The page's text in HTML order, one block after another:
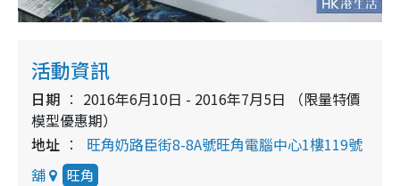
活動資訊
日期
2016年6月10日 - 2016年7月5日 （限量特價
模型優惠期）
地址
旺角奶路臣街8-8A號旺角電腦中心1樓119號
舖
旺角